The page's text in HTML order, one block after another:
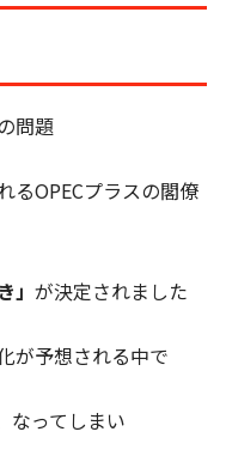
問題
るOPECプラスの閣僚
」 が決定されました
が予想される中で
なってしまい